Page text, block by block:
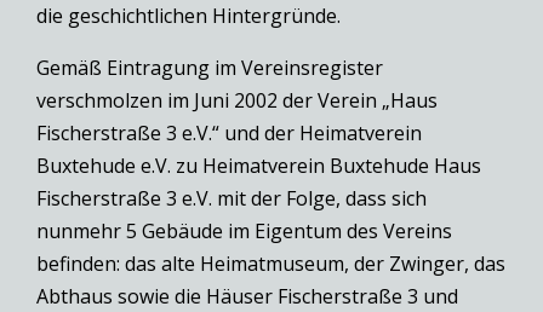
die geschichtlichen Hintergründe.
Gemäß Eintragung im Vereinsregister
verschmolzen im Juni 2002 der Verein „Haus
Fischerstraße 3 e.V.“ und der Heimatverein
Buxtehude e.V. zu Heimatverein Buxtehude Haus
Fischerstraße 3 e.V. mit der Folge, dass sich
nunmehr 5 Gebäude im Eigentum des Vereins
befinden: das alte Heimatmuseum, der Zwinger, das
Abthaus sowie die Häuser Fischerstraße 3 und